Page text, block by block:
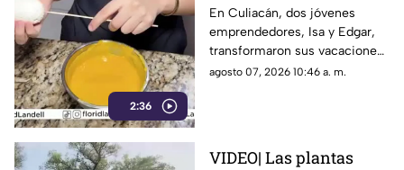
2:36
emprendimiento viral
de dos jóvenes en
Culiacán
En Culiacán, dos jóvenes
emprendedores, Isa y Edgar,
transformaron sus vacaciones
en un viral negocio de postres
agosto 07, 2026 10:46 a. m.
VIDEO| Las plantas